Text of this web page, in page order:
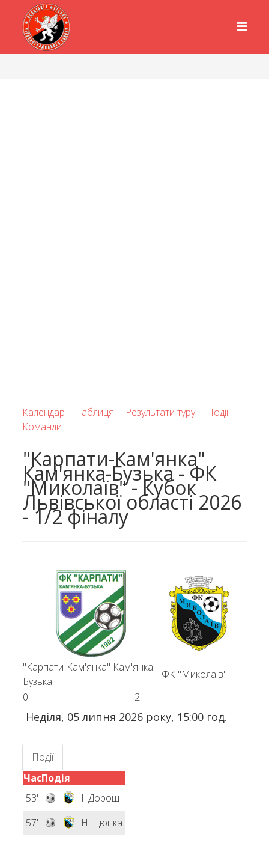
Календар Таблиця Результати туру
Події
Команди
"Карпати-Кам'янка"
Кам'янка-Бузька - ФК
"Миколаїв" - Кубок
Львівської області 2026
- 1/2 фіналу
"Карпати-Кам'янка" Кам'янка-
Бузька
-ФК "Миколаїв"
0
2
Неділя, 05 липня 2026 року, 15:00 год.
Події
ЧасПодія
53'
І. Дорош
57'
Н. Цюпка